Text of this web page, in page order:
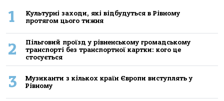
1
Культурні заходи, які відбудуться в Рівному
протягом цього тижня
2
Пільговий проїзд у рівненському громадському
транспорті без транспортної картки: кого це
стосується
3
Музиканти з кількох країн Європи виступлять у
Рівному